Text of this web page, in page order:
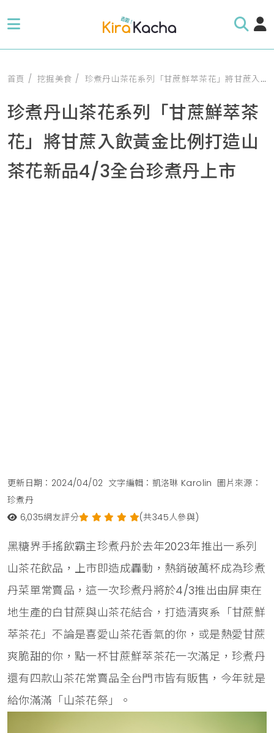
首頁 挖掘美食 珍煮丹山茶花系列「甘蔗鮮萃茶花」將甘蔗入飲黃金比例打造山茶花新品4/3全台珍煮丹上市
珍煮丹山茶花系列「甘蔗鮮萃茶
花」將甘蔗入飲黃金比例打造山
茶花新品4/3全台珍煮丹上市
更新日期：2024/04/02 文字編輯：凱洛琳 Karolin 圖片來源：
珍煮丹
6,035網友評分 (共345人參與)
黑糖界手搖飲霸主珍煮丹於去年2023年推出一系列
山茶花飲品，上市即造成轟動，熱銷破萬杯成為珍煮
丹菜單常賣品，這一次珍煮丹將於4/3推出由屏東在
地生產的白甘蔗與山茶花結合，打造清爽系「甘蔗鮮
萃茶花」不論是喜愛山茶花香氣的你，或是熱愛甘蔗
爽脆甜的你，點一杯甘蔗鮮萃茶花一次滿足，珍煮丹
還有四款山茶花常賣品全台門市皆有販售，今年就是
給你滿滿「山茶花祭」。